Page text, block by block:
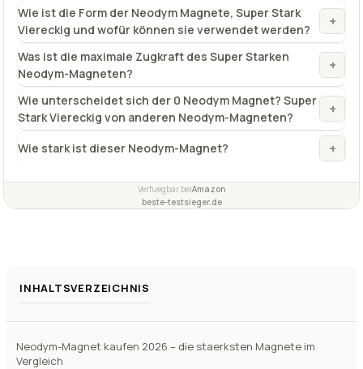
Wie ist die Form der Neodym Magnete, Super Stark
Viereckig und wofür können sie verwendet werden?
+
Was ist die maximale Zugkraft des Super Starken
Neodym-Magneten?
+
Wie unterscheidet sich der 0 Neodym Magnet? Super
Stark Viereckig von anderen Neodym-Magneten?
+
Wie stark ist dieser Neodym-Magnet? +
Verfuegbar beiAmazon
beste-testsieger.de
INHALTSVERZEICHNIS
Neodym-Magnet kaufen 2026 – die staerksten Magnete im
Vergleich